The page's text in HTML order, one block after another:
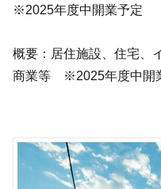
※2025年度中開業予定
概要：居住施設、住宅、
商業等 ※2025年度中開